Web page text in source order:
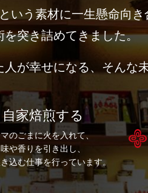
いう素材に⼀⽣懸命向き
を突き詰めてきました。
⼈が幸せになる、 そんな
自家焙煎する
のごまに火を入れて、
味や香りを引き出し、
込む仕事を行っています。